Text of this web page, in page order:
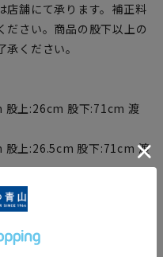
店舗にて承ります。補正料
ださい。商品の股下以上の
ください。
上:26cm 股下:71cm 渡
上:26.5cm 股下:71cm 渡
上:27cm 股下:73cm 渡
股上:27.5cm 股下:73cm